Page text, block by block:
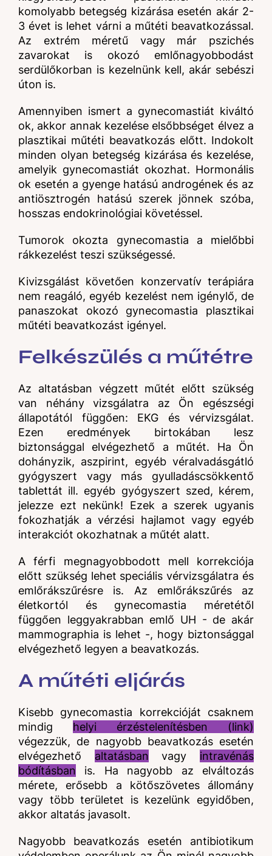
komolyabb betegség kizárása esetén akár 2-
3 évet is lehet várni a műtéti beavatkozással.
Az extrém méretű vagy már pszichés
zavarokat is okozó emlőnagyobbodást
serdülőkorban is kezelnünk kell, akár sebészi
úton is.
Amennyiben ismert a gynecomastiát kiváltó
ok, akkor annak kezelése elsőbbséget élvez a
plasztikai műtéti beavatkozás előtt. Indokolt
minden olyan betegség kizárása és kezelése,
amelyik gynecomastiát okozhat. Hormonális
ok esetén a gyenge hatású androgének és az
antiösztrogén hatású szerek jönnek szóba,
hosszas endokrinológiai követéssel.
Tumorok okozta gynecomastia a mielőbbi
rákkezelést teszi szükségessé.
Kivizsgálást követően konzervatív terápiára
nem reagáló, egyéb kezelést nem igénylő, de
panaszokat okozó gynecomastia plasztikai
műtéti beavatkozást igényel.
Felkészülés a műtétre
Az altatásban végzett műtét előtt szükség
van néhány vizsgálatra az Ön egészségi
állapotától függően: EKG és vérvizsgálat.
Ezen eredmények birtokában lesz
biztonsággal elvégezhető a műtét. Ha Ön
dohányzik, aszpirint, egyéb véralvadásgátló
gyógyszert vagy más gyulladáscsökkentő
tablettát ill. egyéb gyógyszert szed, kérem,
jelezze ezt nekünk! Ezek a szerek ugyanis
fokozhatják a vérzési hajlamot vagy egyéb
interakciót okozhatnak a műtét alatt.
A férfi megnagyobbodott mell korrekciója
előtt szükség lehet speciális vérvizsgálatra és
emlőrákszűrésre is. Az emlőrákszűrés az
életkortól és gynecomastia méretétől
függően leggyakrabban emlő UH - de akár
mammographia is lehet -, hogy biztonsággal
elvégezhető legyen a beavatkozás.
A műtéti eljárás
Kisebb gynecomastia korrekcióját csaknem
mindig helyi érzéstelenítésben (link)
végezzük, de nagyobb beavatkozás esetén
elvégezhető altatásban vagy intravénás
bódításban is. Ha nagyobb az elváltozás
mérete, erősebb a kötőszövetes állomány
vagy több területet is kezelünk egyidőben,
akkor altatás javasolt.
Nagyobb beavatkozás esetén antibiotikum